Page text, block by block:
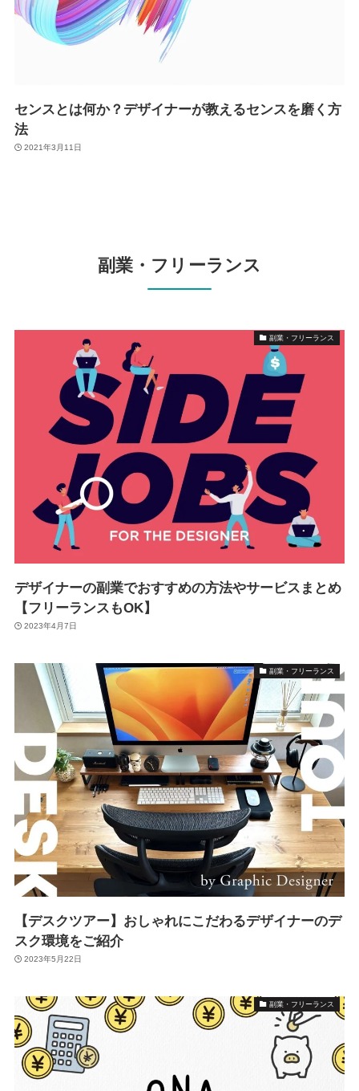
センスとは何か？デザイナーが教えるセンスを磨く方
法
2021年3月11日
副業・フリーランス
副業・フリーランス
デザイナーの副業でおすすめの方法やサービスまとめ
【フリーランスもOK】
2023年4月7日
副業・フリーランス
【デスクツアー】おしゃれにこだわるデザイナーのデ
スク環境をご紹介
2023年5月22日
副業・フリーランス